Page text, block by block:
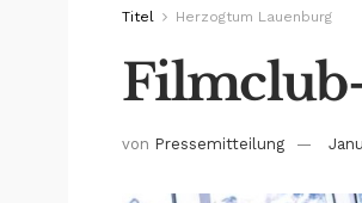
Titel Herzogtum Lauenburg
Filmclub-
von Pressemitteilung